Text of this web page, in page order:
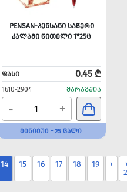
PENSAN-ᲞᲔᲜᲡᲐᲜᲘ ᲡᲐᲬᲔᲠᲘ
ᲙᲐᲚᲐᲛᲘ ᲬᲘᲗᲔᲚᲘ 1*25Ც
ᲤᲐᲡᲘ 0.45 ₾
1610-2904 ᲛᲐᲠᲐᲒᲨᲘᲐ
- +
ᲛᲘᲜᲘᲛᲣᲛ - 25 ᲪᲐᲚᲘ
14 15 16 17 18 19 ›